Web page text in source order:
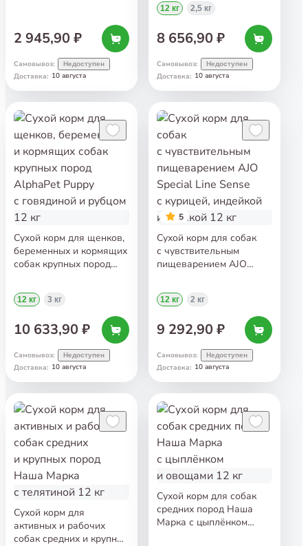
2 945,90 ₽
Самовывоз: Недоступен
Доставка: 10 августа
12 кг 2,5 кг
8 656,90 ₽
Самовывоз: Недоступен
Доставка: 10 августа
Сухой корм для щенков,
беременных и кормящих
собак крупных пород
с говядиной и рубцом
12 кг
12 кг 3 кг
10 633,90 ₽
Самовывоз: Недоступен
Доставка: 10 августа
5
Сухой корм для собак
с чувствительным
пищеварением AJO
с курицей, индейкой
и гречкой 12 кг
12 кг 2 кг
9 292,90 ₽
Самовывоз: Недоступен
Доставка: 10 августа
Сухой корм для
активных и рабочих
собак средних и крупных
Сухой корм для собак
средних пород Наша
Марка с цыплёнком